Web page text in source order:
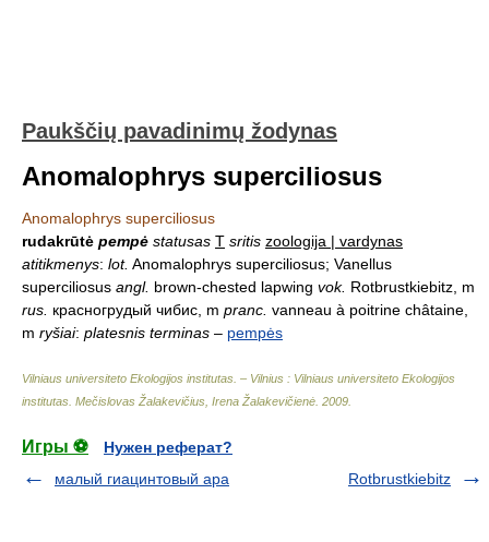
Paukščių pavadinimų žodynas
Anomalophrys superciliosus
Anomalophrys superciliosus
rudakrūtė pempė statusas T sritis zoologija | vardynas
atitikmenys: lot. Anomalophrys superciliosus; Vanellus
superciliosus angl. brown-chested lapwing vok. Rotbrustkiebitz, m
rus. красногрудый чибис, m pranc. vanneau à poitrine châtaine,
m ryšiai: platesnis terminas – pempės
Vilniaus universiteto Ekologijos institutas. – Vilnius : Vilniaus universiteto Ekologijos
institutas Mečislovas Žalakevičius, Irena Žalakevičienė 2009
Игры ⚽
Нужен реферат?
малый гиацинтовый ара
Rotbrustkiebitz